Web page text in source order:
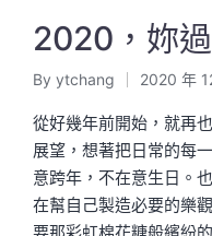
2020，妳
Posted
by
By ytchang 2020 年
從好幾年前開始，就再
展望，想著把日常的每
意跨年，不在意生日。
在幫自己製造必要的樂